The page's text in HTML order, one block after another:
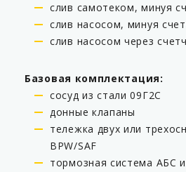
слив самотеком, минуя
слив насосом, минуя
слив насосом через
Базовая комплектация:
сосуд из стали 09Г2С
донные клапаны
тележка двух или
BPW/SAF
тормозная система АБС